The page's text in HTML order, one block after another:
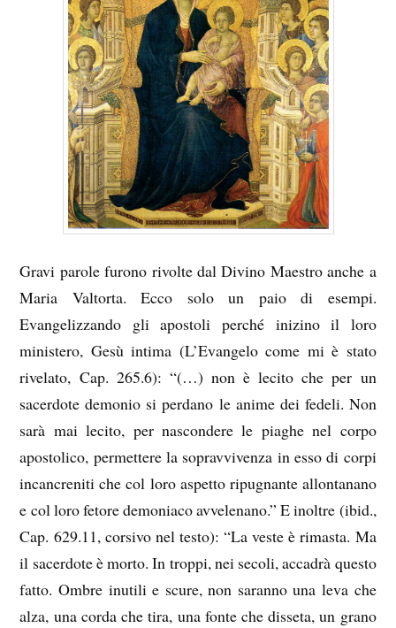
Gravi parole furono rivolte dal Divino Maestro anche a
Maria Valtorta. Ecco solo un paio di esempi.
Evangelizzando gli apostoli perché inizino il loro
ministero, Gesù intima (L’Evangelo come mi è stato
rivelato, Cap. 265.6): “(…) non è lecito che per un
sacerdote demonio si perdano le anime dei fedeli. Non
sarà mai lecito, per nascondere le piaghe nel corpo
apostolico, permettere la sopravvivenza in esso di corpi
incancreniti che col loro aspetto ripugnante allontanano
e col loro fetore demoniaco avvelenano.” E inoltre (ibid.,
Cap. 629.11, corsivo nel testo): “La veste è rimasta. Ma
il sacerdote è morto. In troppi, nei secoli, accadrà questo
fatto. Ombre inutili e scure, non saranno una leva che
alza, una corda che tira, una fonte che disseta, un grano